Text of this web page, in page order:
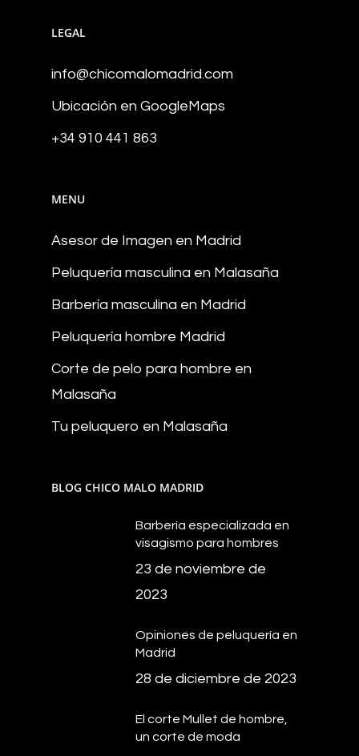
LEGAL
info@chicomalomadrid.com
Ubicación en GoogleMaps
+34 910 441 863
MENU
Asesor de Imagen en Madrid
Peluquería masculina en Malasaña
Barbería masculina en Madrid
Peluquería hombre Madrid
Corte de pelo para hombre en
Malasaña
Tu peluquero en Malasaña
BLOG CHICO MALO MADRID
Barbería especializada en
visagismo para hombres
23 de noviembre de
2023
Opiniones de peluquería en
Madrid
28 de diciembre de 2023
El corte Mullet de hombre,
un corte de moda